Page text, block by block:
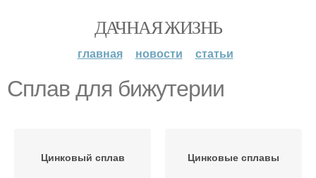
ДАЧНАЯ ЖИЗНЬ
главная новости статьи
Сплав для бижутерии
Цинковый сплав Цинковые сплавы